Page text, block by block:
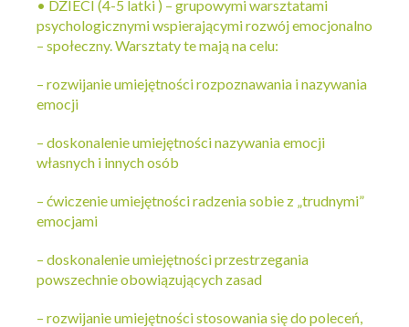
• DZIECI (4-5 latki ) – grupowymi warsztatami
psychologicznymi wspierającymi rozwój emocjonalno
– społeczny. Warsztaty te mają na celu:
– rozwijanie umiejętności rozpoznawania i nazywania
emocji
– doskonalenie umiejętności nazywania emocji
własnych i innych osób
– ćwiczenie umiejętności radzenia sobie z „trudnymi”
emocjami
– doskonalenie umiejętności przestrzegania
powszechnie obowiązujących zasad
– rozwijanie umiejętności stosowania się do poleceń,